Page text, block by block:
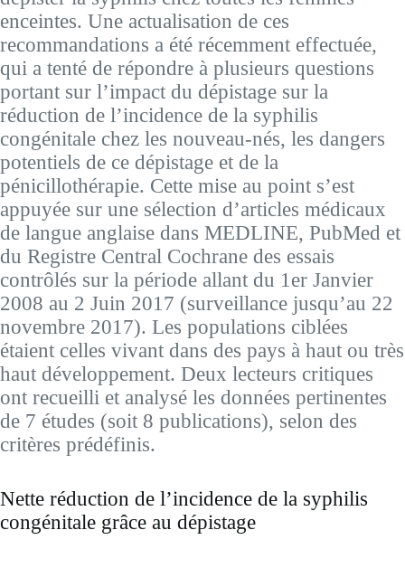
enceintes. Une actualisation de ces
recommandations a été récemment effectuée,
qui a tenté de répondre à plusieurs questions
portant sur l’impact du dépistage sur la
réduction de l’incidence de la syphilis
congénitale chez les nouveau-nés, les dangers
potentiels de ce dépistage et de la
pénicillothérapie. Cette mise au point s’est
appuyée sur une sélection d’articles médicaux
de langue anglaise dans MEDLINE, PubMed et
du Registre Central Cochrane des essais
contrôlés sur la période allant du 1er Janvier
2008 au 2 Juin 2017 (surveillance jusqu’au 22
novembre 2017). Les populations ciblées
étaient celles vivant dans des pays à haut ou très
haut développement. Deux lecteurs critiques
ont recueilli et analysé les données pertinentes
de 7 études (soit 8 publications), selon des
critères prédéfinis.
Nette réduction de l’incidence de la syphilis
congénitale grâce au dépistage